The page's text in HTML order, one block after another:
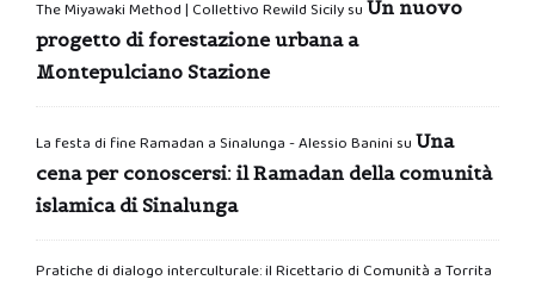
The Miyawaki Method | Collettivo Rewild Sicilysu Un nuovo
progetto di forestazione urbana a
Montepulciano Stazione
La festa di fine Ramadan a Sinalunga - Alessio Banini su Una
cena per conoscersi: il Ramadan della comunità
islamica di Sinalunga
Pratiche di dialogo interculturale: il Ricettario di Comunità a Torrita